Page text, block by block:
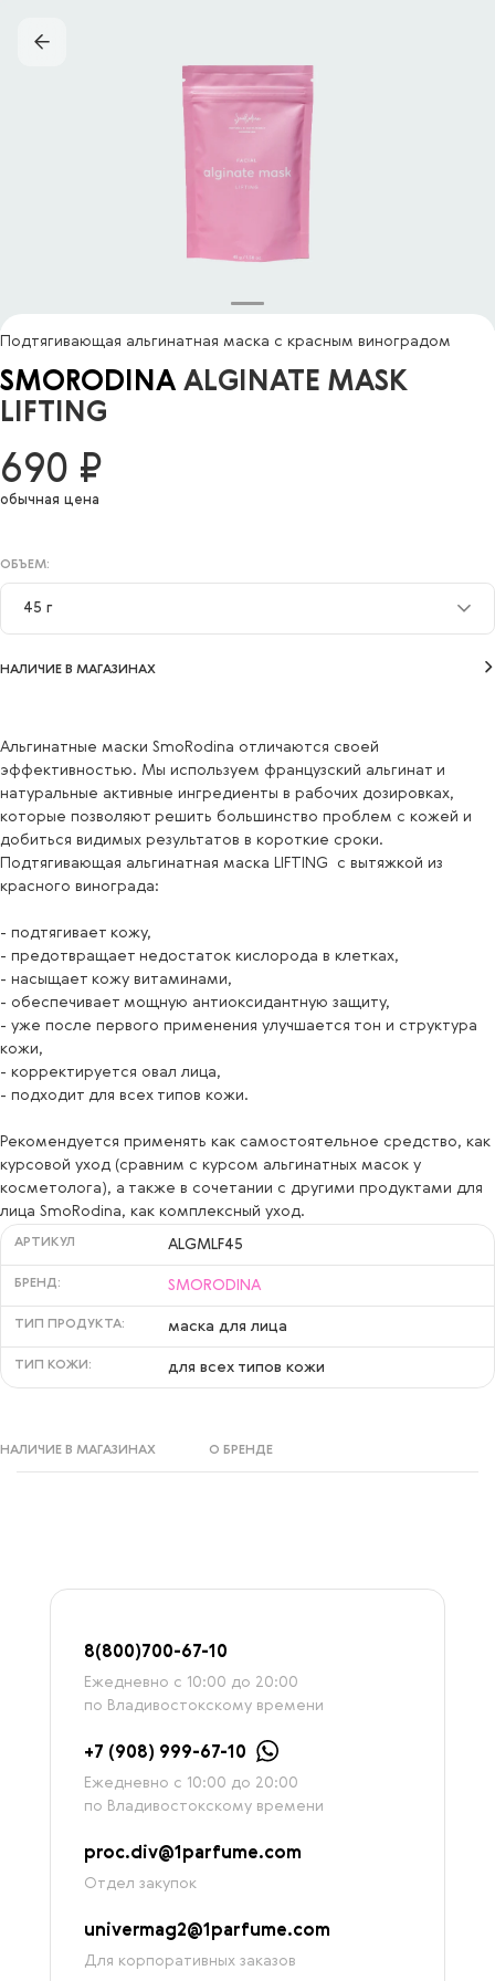
Подтягивающая альгинатная маска с красным виноградом
SMORODINA ALGINATE MASK
LIFTING
ОБЪЕМ:
45 г
45 г
690 ₽
обычная цена
НАЛИЧИЕ В МАГАЗИНАХ
Альгинатные маски SmoRodina отличаются своей
эффективностью. Мы используем французский альгинат и
натуральные активные ингредиенты в рабочих дозировках,
которые позволяют решить большинство проблем с кожей и
добиться видимых результатов в короткие сроки.
Подтягивающая альгинатная маска LIFTING с вытяжкой из
красного винограда:
- подтягивает кожу,
- предотвращает недостаток кислорода в клетках,
- насыщает кожу витаминами,
- обеспечивает мощную антиоксидантную защиту,
- уже после первого применения улучшается тон и структура
кожи,
- корректируется овал лица,
- подходит для всех типов кожи.
Рекомендуется применять как самостоятельное средство, как
курсовой уход (сравним с курсом альгинатных масок у
косметолога), а также в сочетании с другими продуктами для
лица SmoRodina, как комплексный уход.
АРТИКУЛ ALGMLF45
БРЕНД: SMORODINA
ТИП ПРОДУКТА: маска для лица
ТИП КОЖИ: для всех типов кожи
НАЛИЧИЕ В МАГАЗИНАХ О БРЕНДЕ
8(800)700-67-10
Ежедневно с 10:00 до 20:00
по Владивостокскому времени
+7 (908) 999-67-10
Ежедневно с 10:00 до 20:00
по Владивостокскому времени
proc.div@1parfume.com
Отдел закупок
univermag2@1parfume.com
Для корпоративных заказов